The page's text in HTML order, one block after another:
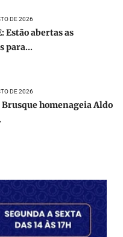
DE 2026
Estão abertas as
para...
DE 2026
homenageia Aldo